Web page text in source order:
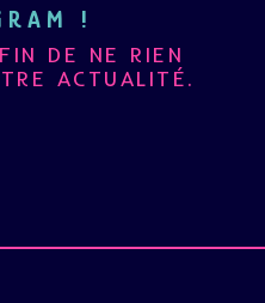
!
DE NE RIEN
ACTUALITÉ.